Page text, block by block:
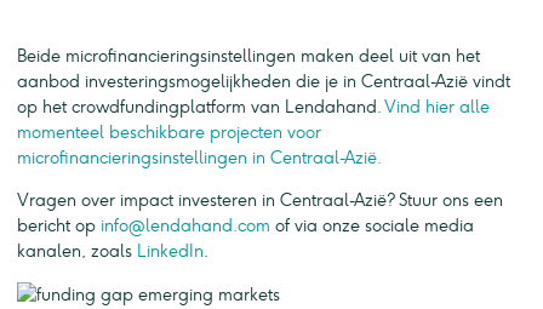
Beide microfinancieringsinstellingen maken deel uit van het
aanbod investeringsmogelijkheden die je in Centraal-Azië vindt
op het crowdfundingplatform van Lendahand.Vind hier alle
momenteel beschikbare projecten voor
microfinancieringsinstellingen in Centraal-Azië.
Vragen over impact investeren in Centraal-Azië? Stuur ons een
bericht op info@lendahand.com of via onze sociale media
kanalen, zoals LinkedIn.